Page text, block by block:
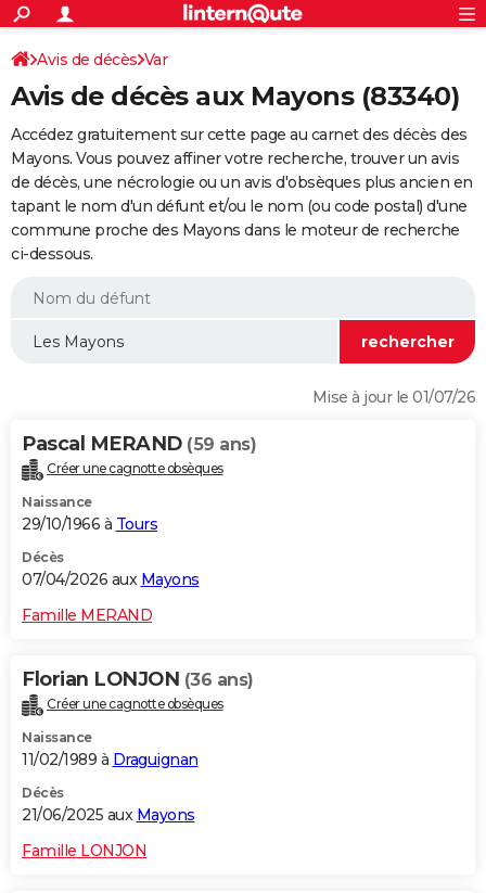
ACTUALITÉS
Politique
Société
Faits Divers
Education
Monde
Villes
+
SPORT
Coupe du monde 2026
Football
Tennis
Cyclisme
Rugby
Forum
Programme TV
TNT
Streaming
Cinéma
Sorties cinéma
Musique
+
FINANCE
Retraite
Epargne
Immobilier
Risques naturels par ville
Assurance
AUTO
Essais
Réserver un essai
Citadines
Berlines
SUV
Forum auto
+HIGH-TECH
BRICOLAGE
WEEK-END
Alimentation
Guide de la santé
Maladies
Médicaments
Sommeil
VOYAGE
Destinations
City break
Voyage nature
Voyage de noces
Forum
Climat
+PHOTO
GUIDES D'ACHAT
Carte de Noël
Carte Bonne année
Carte Saint-Valentin
Carte Pâques
Carte d'anniversaire
DICTIONNAIRE
Dictionnaire
Biographies
Citations
Expressions
Proverbes
PROGRAMME TV
S'inscrire
Se connecter
Lycées
Collèges
Primaires
Universités
Entreprises
Service militaire
Avis de recherche
AVIS DE DÉCÈS
FORUM
Avis de décès Var
Avis de décès aux Mayons (83340)
Accédez gratuitement sur cette page au carnet des décès des
Mayons. Vous pouvez affiner votre recherche, trouver un avis
de décès, une nécrologie ou un avis d'obsèques plus ancien en
tapant le nom d'un défunt et/ou le nom (ou code postal) d'une
commune proche des Mayons dans le moteur de recherche
ci-dessous.
Mise à jour le 01/07/26
Pascal MERAND (59 ans)
Créer une cagnotte obsèques
Naissance
29/10/1966 à Tours
Décès
07/04/2026 aux Mayons
Famille MERAND
Florian LONJON (36 ans)
Créer une cagnotte obsèques
Naissance
11/02/1989 à Draguignan
Décès
21/06/2025 aux Mayons
Famille LONJON